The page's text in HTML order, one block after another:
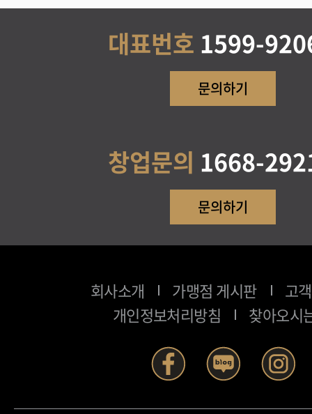
대표번호 1599-
문의하기
창업문의 1668-
문의하기
회사소개 가맹점 게시판
고
개인정보처리방침
찾아오시